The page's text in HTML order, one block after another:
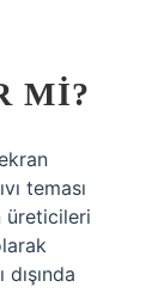
MI?
teması
üreticileri